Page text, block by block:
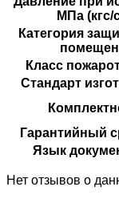
МПа (кгс/
Категория
Класс
Стандарт
Гарантийный
Язык
Нет отзывов о